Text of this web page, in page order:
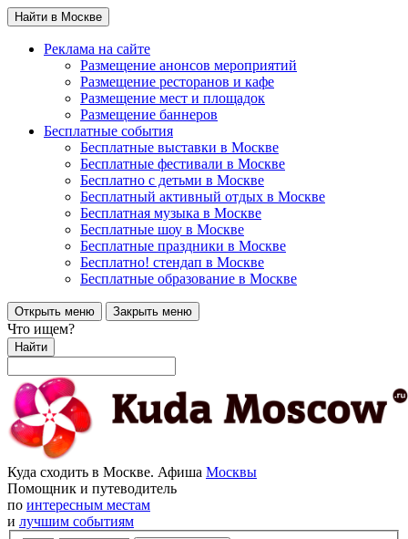
Найти в Москве
Реклама на сайте
Размещение анонсов мероприятий
Размещение ресторанов и кафе
Размещение мест и площадок
Размещение баннеров
Бесплатные события
Бесплатные выставки в Москве
Бесплатные фестивали в Москве
Бесплатно с детьми в Москве
Бесплатный активный отдых в Москве
Бесплатная музыка в Москве
Бесплатные шоу в Москве
Бесплатные праздники в Москве
Бесплатно! стендап в Москве
Бесплатные образование в Москве
Открыть меню Закрыть меню
Что ищем?
Найти
Куда сходить в Москве. Афиша Москвы
Помощник и путеводитель
по интересным местам
и лучшим событиям